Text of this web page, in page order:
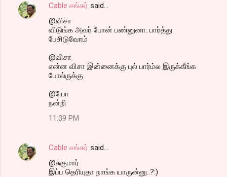
Cable சங்கர் said…
@விசா
விடுங்க அவர் போன் பண்னுனா. பார்த்து
பேசிடுவோம்
@விசா
என்ன விசா இன்னைக்கு புல் பார்ம்ல இருக்கீங்க
போல்ருக்கு
@யோ
நன்றி
11:39 PM
Cable சங்கர் said…
@சுகுமார்
இப்ப தெரியுதா நாங்க யாருன்னு..?:)